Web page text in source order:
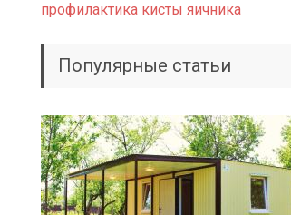
профилактика кисты яичника
Популярные статьи